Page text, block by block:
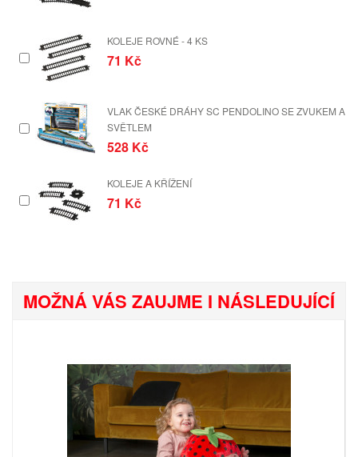
KOLEJE ROVNÉ - 4 KS
71 Kč
VLAK ČESKÉ DRÁHY SC PENDOLINO SE ZVUKEM A
SVĚTLEM
528 Kč
KOLEJE A KŘÍŽENÍ
71 Kč
MOŽNÁ VÁS ZAUJME I NÁSLEDUJÍCÍ